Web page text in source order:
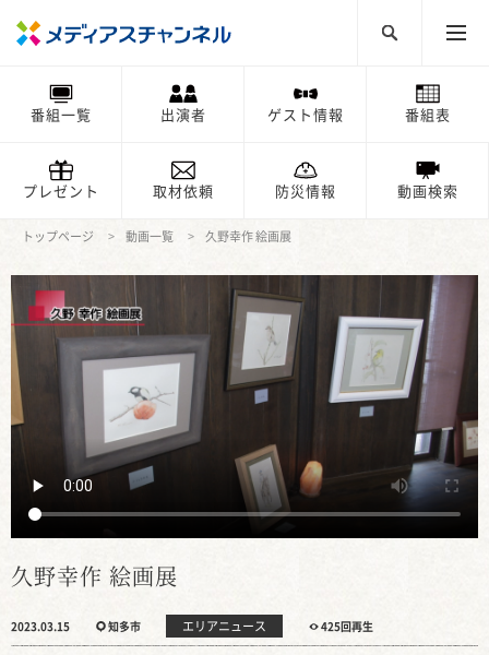
番組一覧 出演者 ゲスト情報 番組表
プレゼント 取材依頼 防災情報 動画検索
トップページ 動画一覧 久野幸作 絵画展
久野幸作 絵画展
2023.03.15 知多市 エリアニュース 425回再生